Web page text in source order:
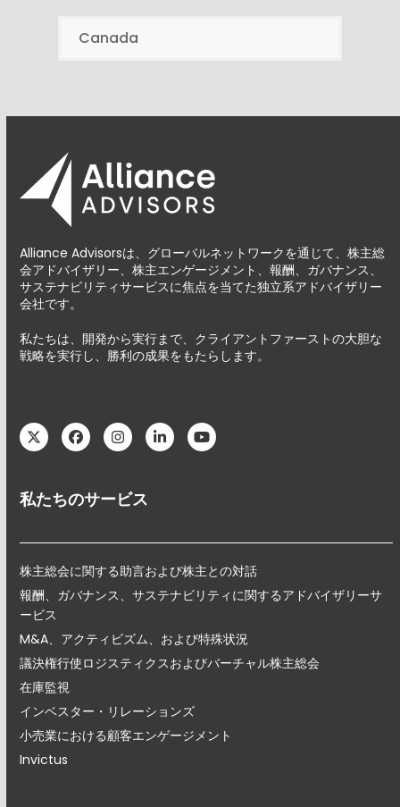
Canada
Alliance Advisorsは、グローバルネットワークを通じて、株主総
会アドバイザリー、株主エンゲージメント、報酬、ガバナンス、
サステナビリティサービスに焦点を当てた独立系アドバイザリー
会社です。
私たちは、開発から実行まで、クライアントファーストの大胆な
戦略を実行し、勝利の成果をもたらします。
TwitterFacebookInstagram
LinkedInYouTube
私たちのサービス
株主総会に関する助言および株主との対話
報酬、ガバナンス、サステナビリティに関するアドバイザリーサ
ービス
M&A、アクティビズム、および特殊状況
議決権行使ロジスティクスおよびバーチャル株主総会
在庫監視
インベスター・リレーションズ
小売業における顧客エンゲージメント
Invictus